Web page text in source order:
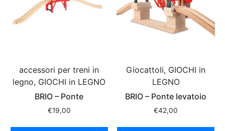
accessori per treni in
legno, GIOCHI in LEGNO
BRIO – Ponte
€19,00
Giocattoli, GIOCHI in
LEGNO
BRIO – Ponte levatoio
€42,00